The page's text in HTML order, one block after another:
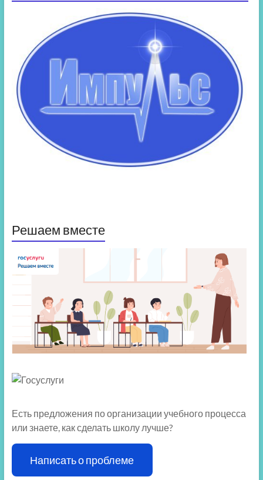
Решаем вместе
Есть предложения по организации учебного процесса
или знаете, как сделать школу лучше?
Написать о проблеме